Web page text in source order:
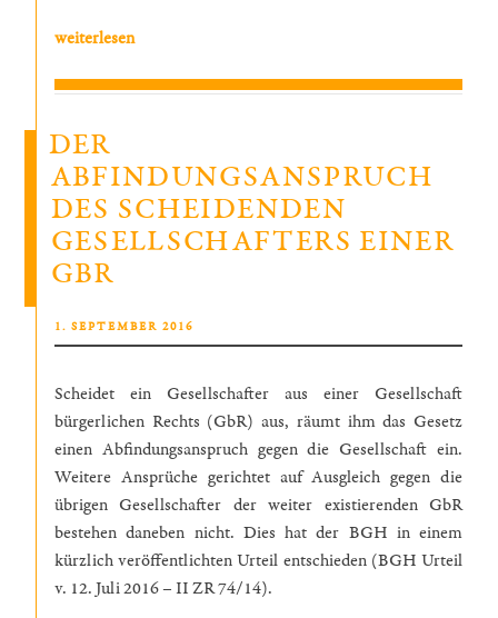
„Der
Mindestlohn
der
Rechtsprechung“
weiterlesen
DER
ABFINDUNGSANSPRUCH
DES SCHEIDENDEN
GESELLSCHAFTERS EINER
GBR
VERÖFFENTLICHT
1. SEPTEMBER 2016
Scheidet ein Gesellschafter aus einer Gesellschaft
bürgerlichen Rechts (GbR) aus, räumt ihm das Gesetz
einen Abfindungsanspruch gegen die Gesellschaft ein.
Weitere Ansprüche gerichtet auf Ausgleich gegen die
übrigen Gesellschafter der weiter existierenden GbR
bestehen daneben nicht. Dies hat der BGH in einem
kürzlich veröffentlichten Urteil entschieden (BGH Urteil
v. 12. Juli 2016 – II ZR 74/14).